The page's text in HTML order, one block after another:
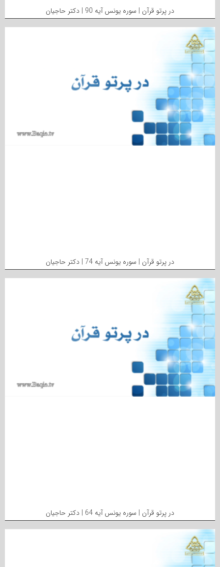
در پرتو قرآن | سوره یونس آیه 90 | دکتر حاجیان
در پرتو قرآن | سوره یونس آیه 74 | دکتر حاجیان
در پرتو قرآن | سوره یونس آیه 64 | دکتر حاجیان